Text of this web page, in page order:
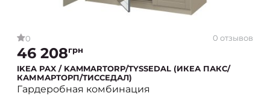
0 0 отзывов
46 208грн
IKEA PAX / KAMMARTORP/TYSSEDAL (ИКЕА ПАКС/
КАММАРТОРП/ТИССЕДАЛ)
Гардеробная комбинация